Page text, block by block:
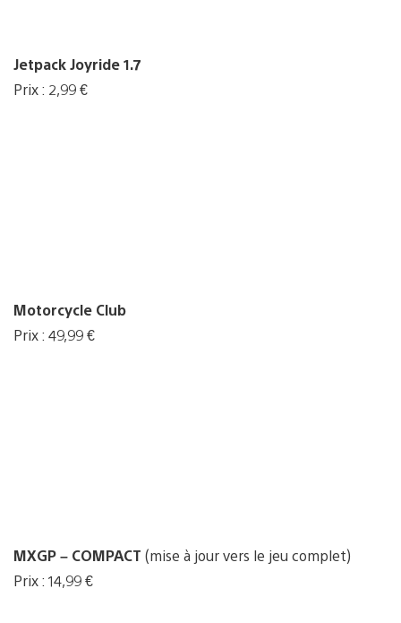
Jetpack Joyride 1.7
Prix : 2,99 €
Motorcycle Club
Prix : 49,99 €
MXGP – COMPACT (mise à jour vers le jeu complet)
Prix : 14,99 €